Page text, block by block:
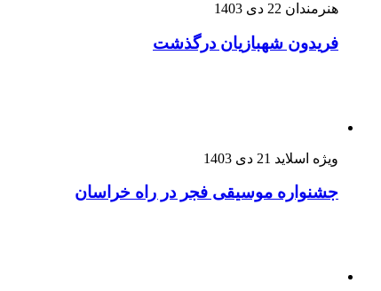
هنرمندان 22 دی 1403
فریدون شهبازیان درگذشت
ویژه اسلاید 21 دی 1403
جشنواره موسیقی فجر در راه خراسان